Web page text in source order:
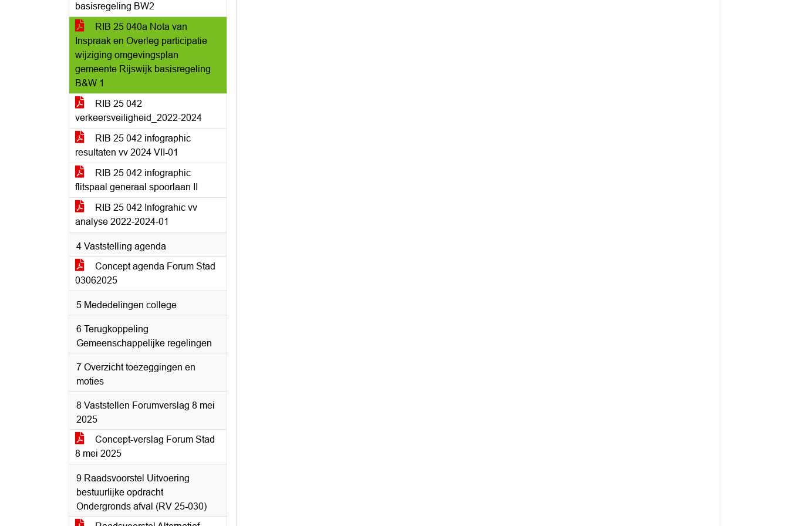
basisregeling BW2
RIB 25 040a Nota van
Inspraak en Overleg participatie
wijziging omgevingsplan
gemeente Rijswijk basisregeling
B&W 1
RIB 25 042
verkeersveiligheid_2022-2024
RIB 25 042 infographic
resultaten vv 2024 VII-01
RIB 25 042 infographic
flitspaal generaal spoorlaan II
RIB 25 042 Infograhic vv
analyse 2022-2024-01
4 Vaststelling agenda
Concept agenda Forum Stad
03062025
5 Mededelingen college
6 Terugkoppeling
Gemeenschappelijke regelingen
7 Overzicht toezeggingen en
moties
8 Vaststellen Forumverslag 8 mei
2025
Concept-verslag Forum Stad
8 mei 2025
9 Raadsvoorstel Uitvoering
bestuurlijke opdracht
Ondergronds afval (RV 25-030)